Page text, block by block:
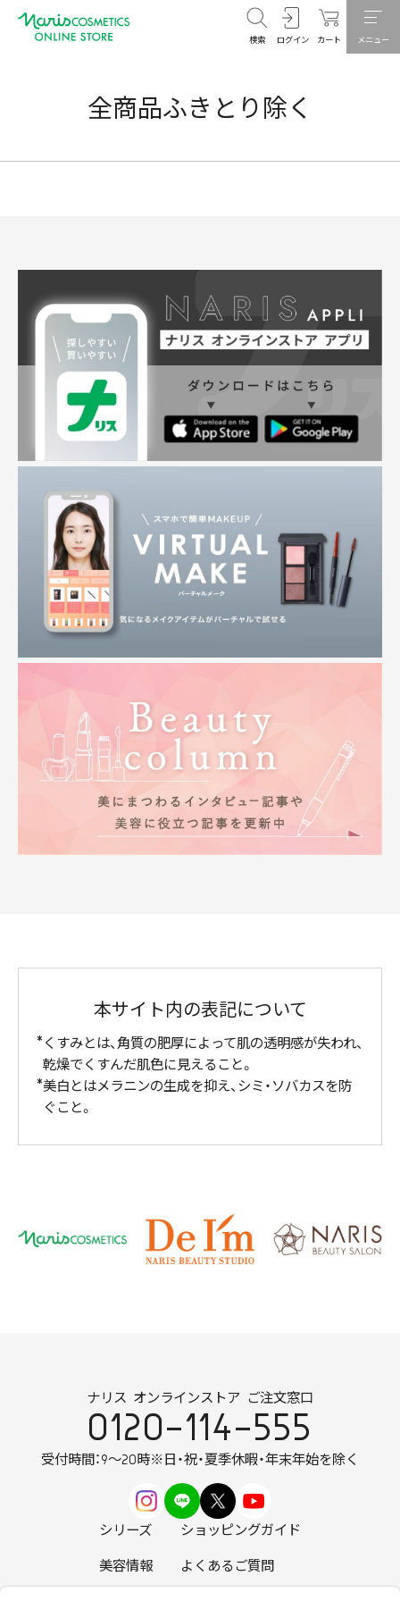
検索 ログイン カート メニュー
全商品ふきとり除く
本サイト内の表記について
くすみとは、角質の肥厚によって肌の透明感が失われ、
乾燥でくすんだ肌色に見えること。
美白とはメラニンの生成を抑え、シミ・ソバカスを防
ぐこと。
ナリス オンラインストア ご注文窓口
0120-114-555
受付時間：9～20時※日・祝・夏季休暇・年末年始を除く
シリーズ ショッピングガイド
美容情報 よくあるご質問